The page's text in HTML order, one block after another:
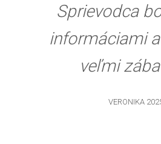
Sprievodca
informáciami
veľmi
VERONIKA